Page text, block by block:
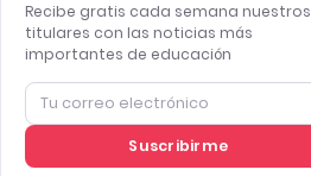
Recibe gratis cada semana nuestros
titulares con las noticias más
importantes de educación
Suscribirme